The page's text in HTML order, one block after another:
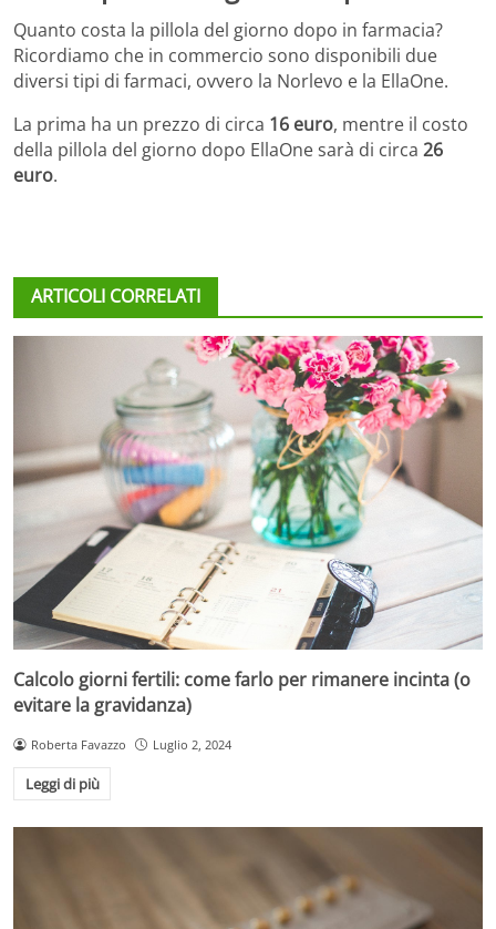
Quanto costa la pillola del giorno dopo in farmacia?
Ricordiamo che in commercio sono disponibili due
diversi tipi di farmaci, ovvero la Norlevo e la EllaOne.
La prima ha un prezzo di circa 16 euro, mentre il costo
della pillola del giorno dopo EllaOne sarà di circa 26
euro.
ARTICOLI CORRELATI
Calcolo giorni fertili: come farlo per rimanere incinta (o
evitare la gravidanza)
Roberta Favazzo Luglio 2, 2024
Leggi di più